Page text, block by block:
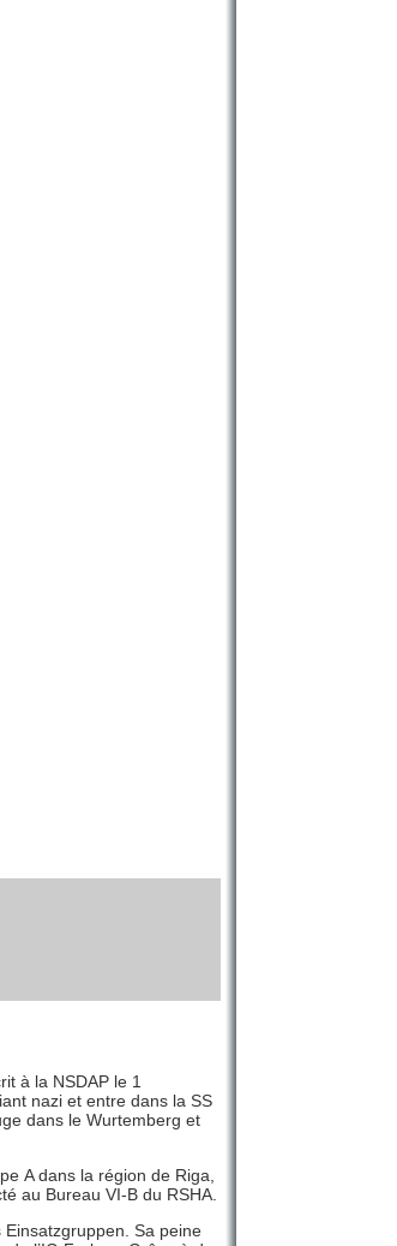
à la NSDAP le 1
nazi et entre dans la SS
dans le Wurtemberg et
A dans la région de Riga,
au Bureau VI-B du RSHA.
Sa peine